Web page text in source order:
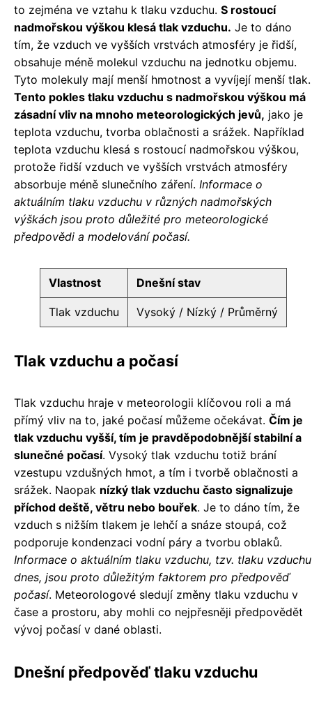
to zejména ve vztahu k tlaku vzduchu. S rostoucí
nadmořskou výškou klesá tlak vzduchu. Je to dáno
tím, že vzduch ve vyšších vrstvách atmosféry je řidší,
obsahuje méně molekul vzduchu na jednotku objemu.
Tyto molekuly mají menší hmotnost a vyvíjejí menší tlak.
Tento pokles tlaku vzduchu s nadmořskou výškou má
zásadní vliv na mnoho meteorologických jevů, jako je
teplota vzduchu, tvorba oblačnosti a srážek. Například
teplota vzduchu klesá s rostoucí nadmořskou výškou,
protože řidší vzduch ve vyšších vrstvách atmosféry
absorbuje méně slunečního záření. Informace o
aktuálním tlaku vzduchu v různých nadmořských
výškách jsou proto důležité pro meteorologické
předpovědi a modelování počasí.
Vlastnost Dnešní stav
Tlak vzduchu Vysoký / Nízký / Průměrný
Tlak vzduchu a počasí
Tlak vzduchu hraje v meteorologii klíčovou roli a má
přímý vliv na to, jaké počasí můžeme očekávat. Čím je
tlak vzduchu vyšší, tím je pravděpodobnější stabilní a
slunečné počasí. Vysoký tlak vzduchu totiž brání
vzestupu vzdušných hmot, a tím i tvorbě oblačnosti a
srážek. Naopak nízký tlak vzduchu často signalizuje
příchod deště, větru nebo bouřek. Je to dáno tím, že
vzduch s nižším tlakem je lehčí a snáze stoupá, což
podporuje kondenzaci vodní páry a tvorbu oblaků.
Informace o aktuálním tlaku vzduchu, tzv. tlaku vzduchu
dnes, jsou proto důležitým faktorem pro předpověď
počasí. Meteorologové sledují změny tlaku vzduchu v
čase a prostoru, aby mohli co nejpřesněji předpovědět
vývoj počasí v dané oblasti.
Dnešní předpověď tlaku vzduchu